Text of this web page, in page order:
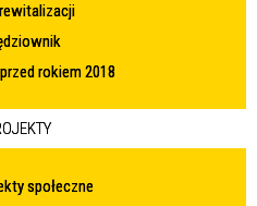
rokiem 2018
społeczne